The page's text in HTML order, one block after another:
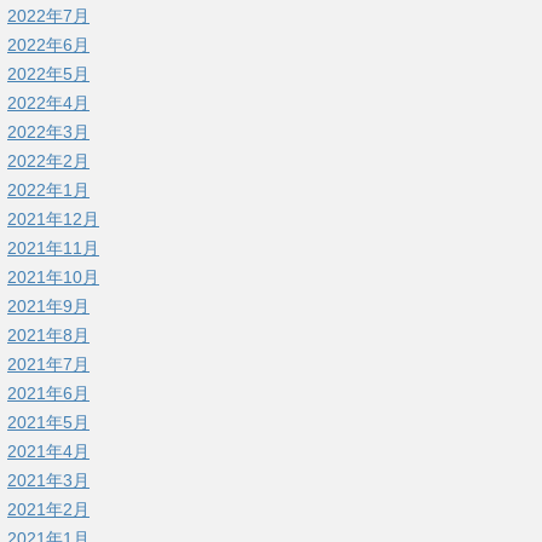
2022年7月
2022年6月
2022年5月
2022年4月
2022年3月
2022年2月
2022年1月
2021年12月
2021年11月
2021年10月
2021年9月
2021年8月
2021年7月
2021年6月
2021年5月
2021年4月
2021年3月
2021年2月